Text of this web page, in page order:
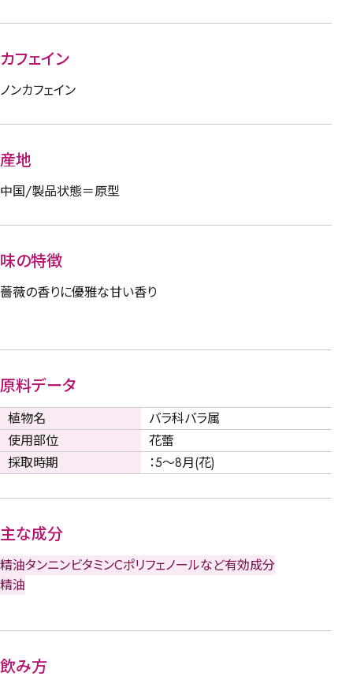
カフェイン
ノンカフェイン
産地
中国/製品状態＝原型
味の特徴
薔薇の香りに優雅な甘い香り
原料データ
植物名
バラ科バラ属
使用部位
花蕾
採取時期
：5～8月(花)
主な成分
精油タンニンビタミンCポリフェノールなど有効成分
精油
飲み方